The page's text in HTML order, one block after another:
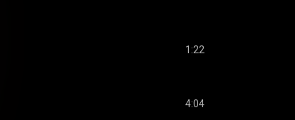
1:22
4:04